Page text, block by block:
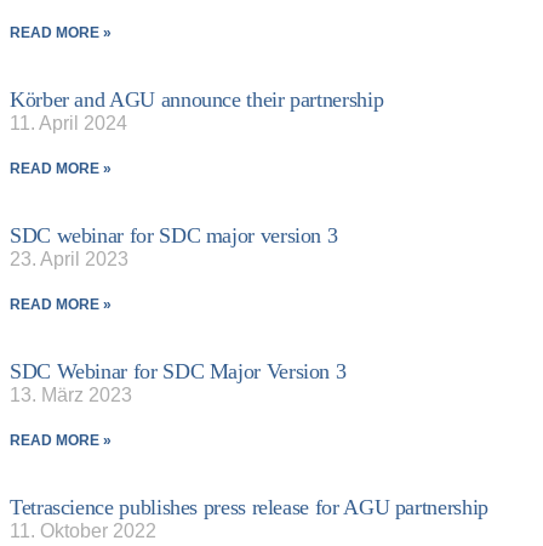
READ MORE »
Körber and AGU announce their partnership
11. April 2024
READ MORE »
SDC webinar for SDC major version 3
23. April 2023
READ MORE »
SDC Webinar for SDC Major Version 3
13. März 2023
READ MORE »
Tetrascience publishes press release for AGU partnership
11. Oktober 2022